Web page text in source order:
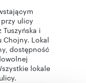
ulicy
i
Chojny. Lokal
dostępność
lokale